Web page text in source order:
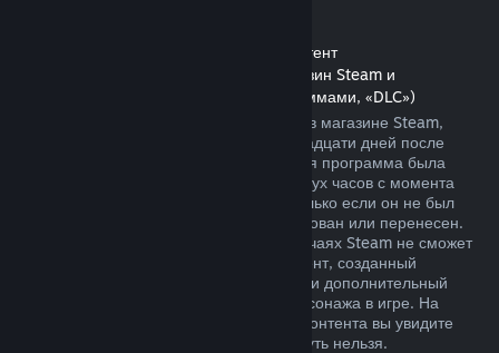
Возврат средств за дополнительный контент
(контент, распространяемый через магазин Steam и
используемый другими играми и программами, «DLC»)
За дополнительный контент, купленный в магазине Steam,
можно вернуть деньги в течение четырнадцати дней после
покупки, если соответствующая основная программа была
использована в течение не более чем двух часов с момента
покупки дополнительного контента, и только если он не был
безвозвратно израсходован, модифицирован или перенесен.
Пожалуйста, учтите, что в некоторых случаях Steam не сможет
вернуть деньги за дополнительный контент, созданный
сторонними компаниями, например, если дополнительный
контент навсегда повышает уровень персонажа в игре. На
страницах подобного дополнительного контента вы увидите
уведомление, что средства за него вернуть нельзя.